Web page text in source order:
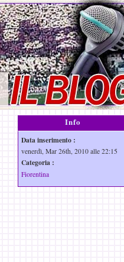
Info
Data inserimento :
venerdì, Mar 26th, 2010 alle 22:15
Categoria :
Fiorentina